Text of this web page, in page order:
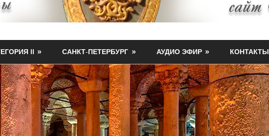
II САНКТ-ПЕТЕРБУРГ АУДИО ЭФИР КОНТАКТЫ